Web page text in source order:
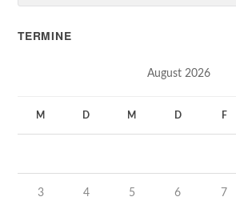
TERMINE
August 2026
M D M D F
3 4 5 6 7